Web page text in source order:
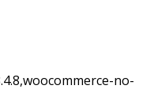
no-